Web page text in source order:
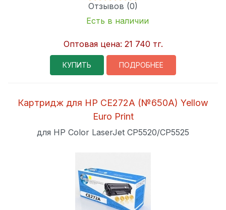
Отзывов (0)
Есть в наличии
Оптовая цена: 21 740 тг.
КУПИТЬ ПОДРОБНЕЕ
Картридж для HP CE272A (№650A) Yellow
Euro Print
для HP Color LaserJet CP5520/CP5525